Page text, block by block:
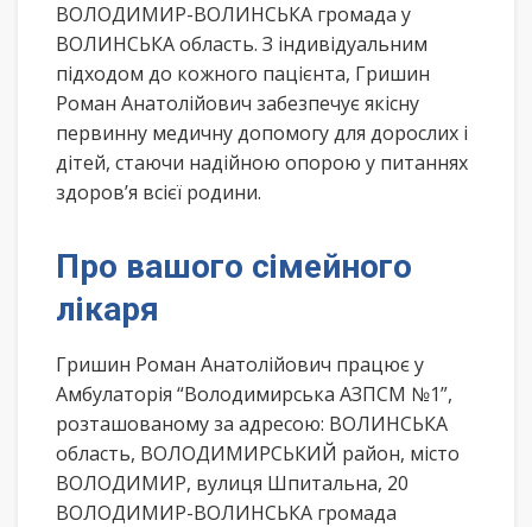
ВОЛОДИМИР-ВОЛИНСЬКА громада у
ВОЛИНСЬКА область. З індивідуальним
підходом до кожного пацієнта, Гришин
Роман Анатолійович забезпечує якісну
первинну медичну допомогу для дорослих і
дітей, стаючи надійною опорою у питаннях
здоров’я всієї родини.
Про вашого сімейного
лікаря
Гришин Роман Анатолійович працює у
Амбулаторія “Володимирська АЗПСМ №1”,
розташованому за адресою: ВОЛИНСЬКА
область, ВОЛОДИМИРСЬКИЙ район, місто
ВОЛОДИМИР, вулиця Шпитальна, 20
ВОЛОДИМИР-ВОЛИНСЬКА громада